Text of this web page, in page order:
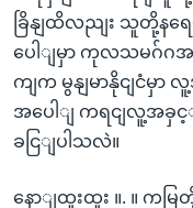
ခြိနျထိလညျး သူတို့နရေ
ပေါျမှာ ကုလသမဂ်ဂအ
ကျက မွနျမာနိုငျငံမှာ
အပေါျ ကရငျလူ့အခှင့
ခငြျပါသလဲ။
နောျထူးထူး ။. ။ ကမ